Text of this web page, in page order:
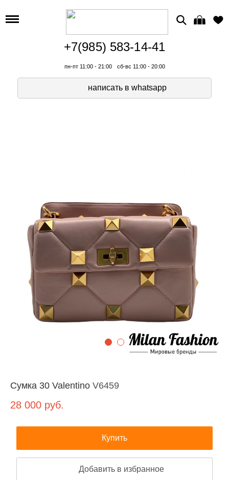
+7(985) 583-14-41
пн-пт 11:00 - 21:00 сб-вс 11:00 - 20:00
написать в whatsapp
Сумка 30 Valentino V6459
28 000 руб.
Купить
Добавить в избранное